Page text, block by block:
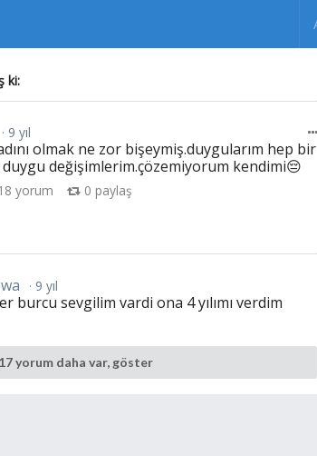
ki:
9 yıl
olmak ne zor bişeymiş.duygularım hep bir
duygu değişimlerim.çözemiyorum kendimi😔
yorum 0 paylaş
9 yıl
burcu sevgilim vardi ona 4 yılımı verdim
17 yorum daha var, göster